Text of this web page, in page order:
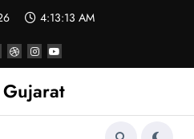
4:13:14 AM